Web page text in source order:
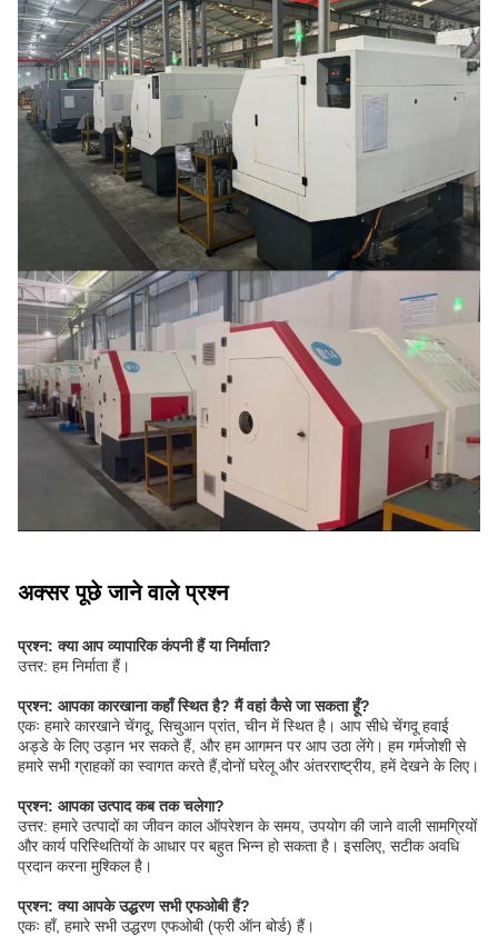
अक्सर पूछे जाने वाले प्रश्न
प्रश्न: क्या आप व्यापारिक कंपनी हैं या निर्माता?
उत्तर: हम निर्माता हैं।
प्रश्न: आपका कारखाना कहाँ स्थित है? मैं वहां कैसे जा सकता हूँ?
एकः हमारे कारखाने चेंगदू, सिचुआन प्रांत, चीन में स्थित है। आप सीधे चेंगदू हवाई
अड्डे के लिए उड़ान भर सकते हैं, और हम आगमन पर आप उठा लेंगे। हम गर्मजोशी से
हमारे सभी ग्राहकों का स्वागत करते हैं,दोनों घरेलू और अंतरराष्ट्रीय, हमें देखने के लिए।
प्रश्न: आपका उत्पाद कब तक चलेगा?
उत्तर: हमारे उत्पादों का जीवन काल ऑपरेशन के समय, उपयोग की जाने वाली सामग्रियों
और कार्य परिस्थितियों के आधार पर बहुत भिन्न हो सकता है। इसलिए, सटीक अवधि
प्रदान करना मुश्किल है।
प्रश्न: क्या आपके उद्धरण सभी एफओबी हैं?
एकः हाँ, हमारे सभी उद्धरण एफओबी (फ्री ऑन बोर्ड) हैं।